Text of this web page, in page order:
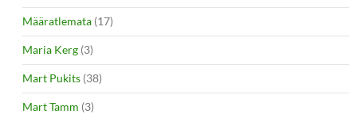
Määratlemata (17)
Maria Kerg (3)
Mart Pukits (38)
Mart Tamm (3)